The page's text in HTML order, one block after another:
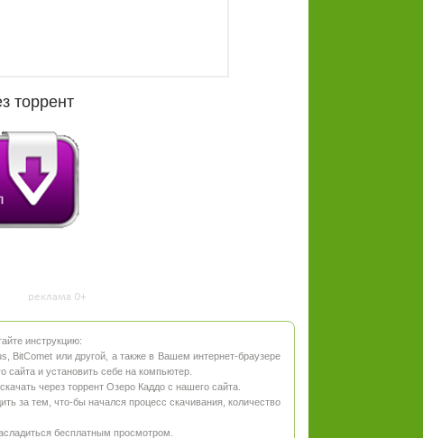
торрент
инструкцию:
BitComet или другой, а также в Вашем интернет-браузере
сайта и установить себе на компьютер.
через торрент Озеро Каддо с нашего сайта.
за тем, что-бы начался процесс скачивания, количество
бесплатным просмотром.